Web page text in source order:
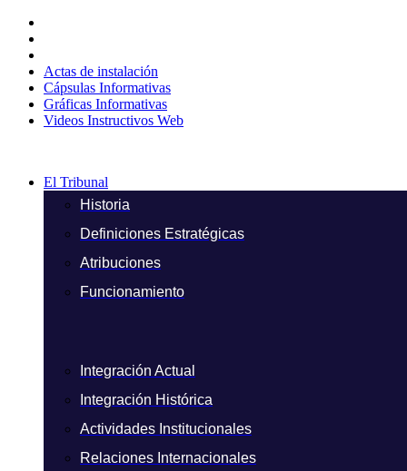
contenido
Actas de instalación
Cápsulas Informativas
Gráficas Informativas
Videos Instructivos Web
El Tribunal
Historia
Definiciones Estratégicas
Atribuciones
Funcionamiento
Integración Actual
Integración Histórica
Actividades Institucionales
Relaciones Internacionales